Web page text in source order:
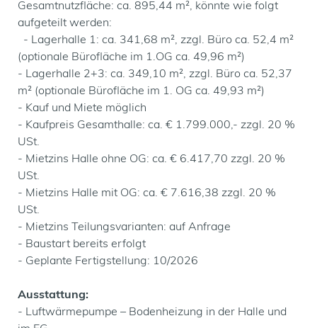
Gesamtnutzfläche: ca. 895,44 m², könnte wie folgt
aufgeteilt werden:
- Lagerhalle 1: ca. 341,68 m², zzgl. Büro ca. 52,4 m²
(optionale Bürofläche im 1.OG ca. 49,96 m²)
- Lagerhalle 2+3: ca. 349,10 m², zzgl. Büro ca. 52,37
m² (optionale Bürofläche im 1. OG ca. 49,93 m²)
- Kauf und Miete möglich
- Kaufpreis Gesamthalle: ca. € 1.799.000,- zzgl. 20 %
USt.
- Mietzins Halle ohne OG: ca. € 6.417,70 zzgl. 20 %
USt.
- Mietzins Halle mit OG: ca. € 7.616,38 zzgl. 20 %
USt.
- Mietzins Teilungsvarianten: auf Anfrage
- Baustart bereits erfolgt
- Geplante Fertigstellung: 10/2026
Ausstattung:
- Luftwärmepumpe – Bodenheizung in der Halle und